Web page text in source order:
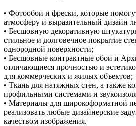
• Фотообои и фрески, которые
атмосферу и выразительный дизайн
• Бесшовную декоративную
стильное и долговечное покрытие
однородной поверхности;
• Бесшовные контрактные обои и
отличающиеся прочностью и
для коммерческих и жилых объектов;
• Ткань для натяжных стен, а также
профильными системами и
• Материалы для широкоформатной
реализовать любые дизайнерские
качеством изображения.